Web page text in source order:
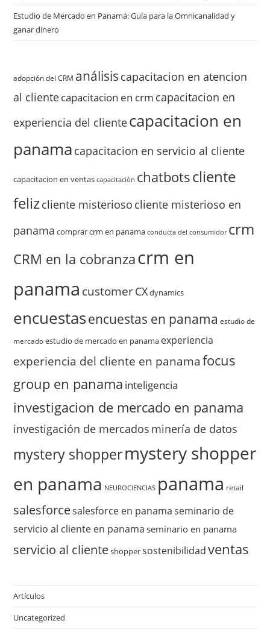
Estudio de Mercado en Panamá: Guía para la Omnicanalidad y
ganar dinero
adopción del CRM análisis capacitacion en atencion
al clientecapacitacion en crm capacitacion en
experiencia del clientecapacitacion en
panama capacitacion en servicio al cliente
capacitacion en ventas capacitación chatbotscliente
felizcliente misterioso cliente misterioso en
panama comprar crm en panama conducta del consumidor crm
CRM en la cobranzacrm en
panama customerCXdynamics
encuestasencuestas en panama estudio de
mercado estudio de mercado en panama experiencia
experiencia del cliente en panama focus
group en panama inteligencia
investigacion de mercado en panama
investigación de mercados minería de datos
mystery shoppermystery shopper
en panama NEUROCIENCIAS panama retail
salesforcesalesforce en panama seminario de
servicio al cliente en panama seminario en panama
servicio al clienteshoppersostenibilidad ventas
Artículos
Uncategorized